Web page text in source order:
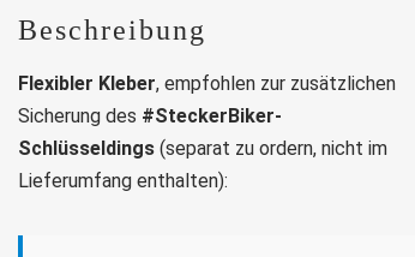
Beschreibung
Flexibler Kleber, empfohlen zur zusätzlichen
Sicherung des #SteckerBiker-
Schlüsseldings (separat zu ordern, nicht im
Lieferumfang enthalten):